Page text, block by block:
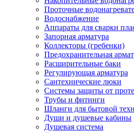
Проточные
Водоснабжение
Аппараты для сварки
Запорная арматура
Коллекторы (гребенки)
Предохранительная
Расширительные баки
Регулирующая арматура
Сантехнические люки
Системы защиты от
Трубы и фитинги
Шланги для бытовой
Души и душевые кабины
Душевая система